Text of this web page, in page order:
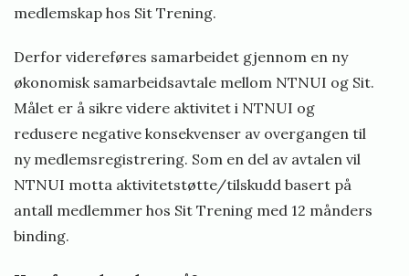
medlemskap hos Sit Trening.
Derfor videreføres samarbeidet gjennom en ny
økonomisk samarbeidsavtale mellom NTNUI og Sit.
Målet er å sikre videre aktivitet i NTNUI og
redusere negative konsekvenser av overgangen til
ny medlemsregistrering. Som en del av avtalen vil
NTNUI motta aktivitetstøtte/tilskudd basert på
antall medlemmer hos Sit Trening med 12 månders
binding.